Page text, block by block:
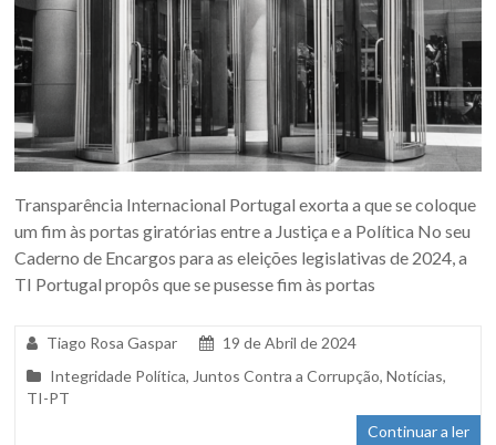
Transparência Internacional Portugal exorta a que se coloque
um fim às portas giratórias entre a Justiça e a Política No seu
Caderno de Encargos para as eleições legislativas de 2024, a
TI Portugal propôs que se pusesse fim às portas
Tiago Rosa Gaspar
19 de Abril de 2024
Integridade Política, Juntos Contra a Corrupção,Notícias,
TI-PT
Continuar a ler